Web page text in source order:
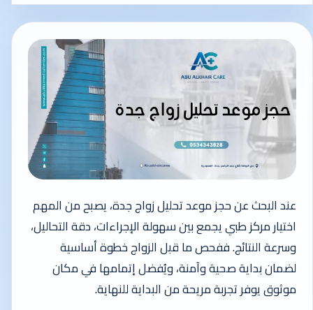
عند البحث عن حجز موعد تحليل زواج جدة، يصبح من المهم
اختيار مركز طبي يجمع بين سهولة الإجراءات، دقة التحاليل،
وسرعة النتائج. ففحص ما قبل الزواج خطوة أساسية
لضمان بداية صحية وآمنة، ويُفضل إتمامها في مكان
موثوق يوفر تجربة مريحة من البداية للنهاية.